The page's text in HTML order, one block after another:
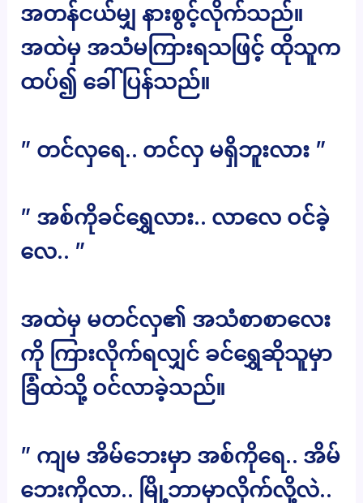
အတန်ငယ်မျှ နားစွင့်လိုက်သည်။
အထဲမှ အသံမကြားရသဖြင့် ထိုသူက
ထပ်၍ ခေါ်ပြန်သည်။
” တင်လှရေ.. တင်လှ မရှိဘူးလား ”
” အစ်ကိုခင်ရွှေလား.. လာလေ ဝင်ခဲ့
လေ.. ”
အထဲမှ မတင်လှ၏ အသံစာစာလေး
ကို ကြားလိုက်ရလျှင် ခင်ရွှေဆိုသူမှာ
ခြံထဲသို့ ဝင်လာခဲ့သည်။
” ကျမ အိမ်ဘေးမှာ အစ်ကိုရေ.. အိမ်
ဘေးကိုလာ.. မြို့ဘာမှာလိုက်လို့လဲ..